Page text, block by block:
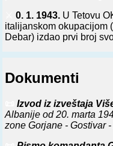
0. 1. 1943. U Tetovu
italijanskom okupacijom
Debar) izdao prvi broj
U
KPM: Prvi za srezove:
Debarca; Drugi - za
(na Vardaru) i Đevđelija.
⚔️ 21. 3. 1943.
U s.
Mavrovski NOP odred -
mavrovskog kraja i deo
Dokumenti
Izvod iz izveštaja
Albanije od 20. marta
zone Gorjane - Gostivar